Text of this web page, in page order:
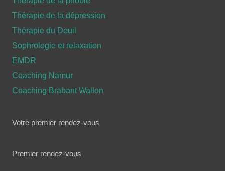
Thérapie de la dépression
Thérapie du Deuil
Sophrologie et relaxation
EMDR
Coaching Namur
Coaching Brabant Wallon
Votre premier rendez-vous
Premier rendez-vous